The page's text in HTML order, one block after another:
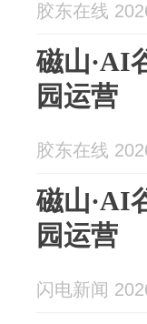
胶东在线
磁山·AI
园运营
胶东在线
磁山·AI
园运营
闪电新闻